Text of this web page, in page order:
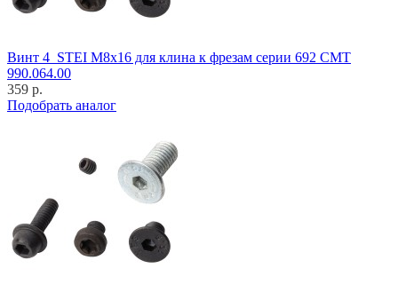
Винт 4_STEI M8x16 для клина к фрезам серии 692 CMT
990.064.00
359 р.
Подобрать аналог